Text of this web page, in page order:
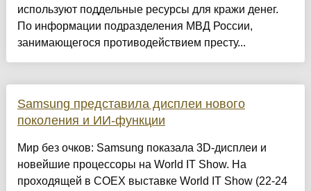
используют поддельные ресурсы для кражи денег.
По информации подразделения МВД России,
занимающегося противодействием престу...
Samsung представила дисплеи нового
поколения и ИИ-функции
Мир без очков: Samsung показала 3D-дисплеи и
новейшие процессоры на World IT Show. На
проходящей в COEX выставке World IT Show (22-24